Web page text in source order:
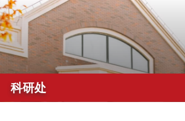
科研处